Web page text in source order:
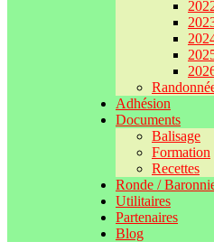
Adhésion
Documents
Balisage
Formation
Recettes
Ronde /
Utilitaires
Partenaires
Blog